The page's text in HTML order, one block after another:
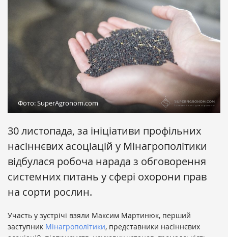
Фото: SuperAgronom.com
30 листопада, за ініціативи профільних
насіннєвих асоціацій у Мінагрополітики
відбулася робоча нарада з обговорення
системних питань у сфері охорони прав
на сорти рослин.
Участь у зустрічі взяли Максим Мартинюк, перший
заступник Мінагрополітики, представники насіннєвих